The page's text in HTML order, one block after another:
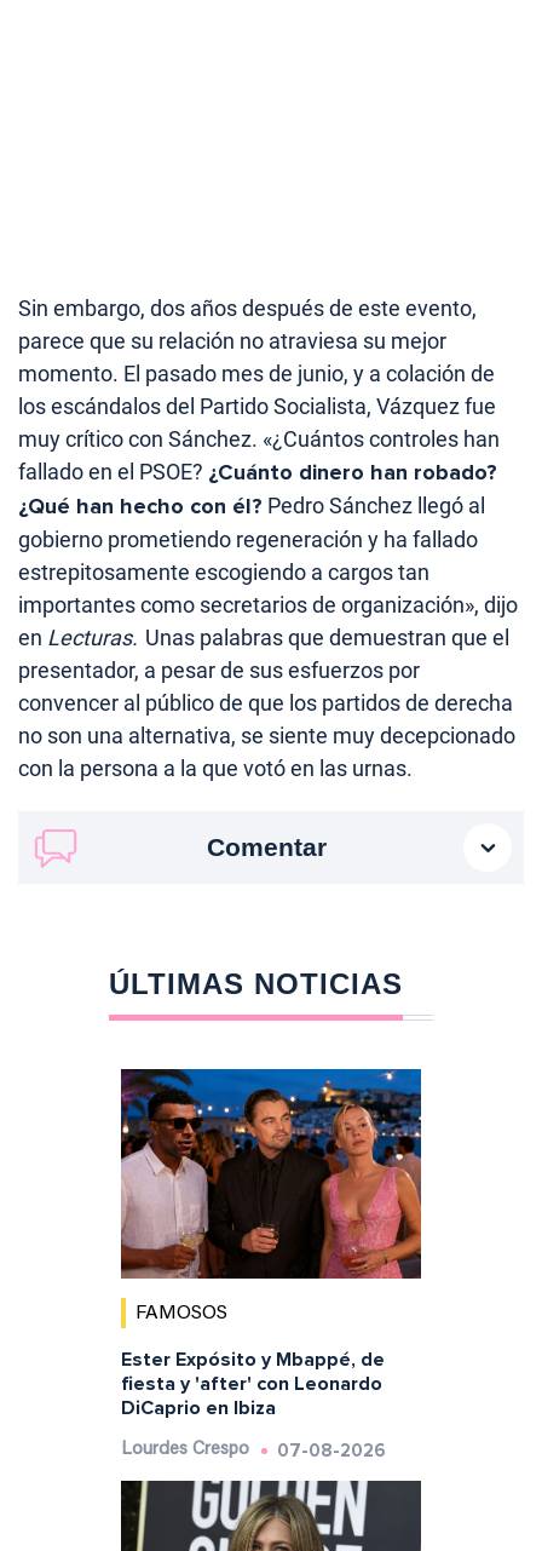
Sin embargo, dos años después de este evento,
parece que su relación no atraviesa su mejor
momento. El pasado mes de junio, y a colación de
los escándalos del Partido Socialista, Vázquez fue
muy crítico con Sánchez. «¿Cuántos controles han
fallado en el PSOE? ¿Cuánto dinero han robado?
¿Qué han hecho con él? Pedro Sánchez llegó al
gobierno prometiendo regeneración y ha fallado
estrepitosamente escogiendo a cargos tan
importantes como secretarios de organización», dijo
en Lecturas. Unas palabras que demuestran que el
presentador, a pesar de sus esfuerzos por
convencer al público de que los partidos de derecha
no son una alternativa, se siente muy decepcionado
con la persona a la que votó en las urnas.
Comentar
ÚLTIMAS NOTICIAS
FAMOSOS
Ester Expósito y Mbappé, de
fiesta y 'after' con Leonardo
DiCaprio en Ibiza
Lourdes Crespo 07-08-2026